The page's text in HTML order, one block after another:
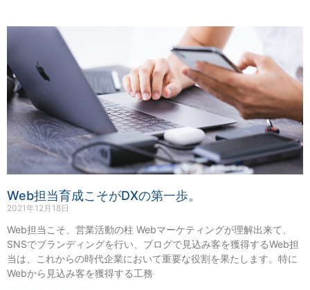
Web担当育成こそがDXの第一歩。
2021年12月18日
Web担当こそ、営業活動の柱 Webマーケティングが理解出来て、
SNSでブランディングを行い、ブログで見込み客を獲得するWeb担
当は、これからの時代企業において重要な役割を果たします。特に
Webから見込み客を獲得する工務